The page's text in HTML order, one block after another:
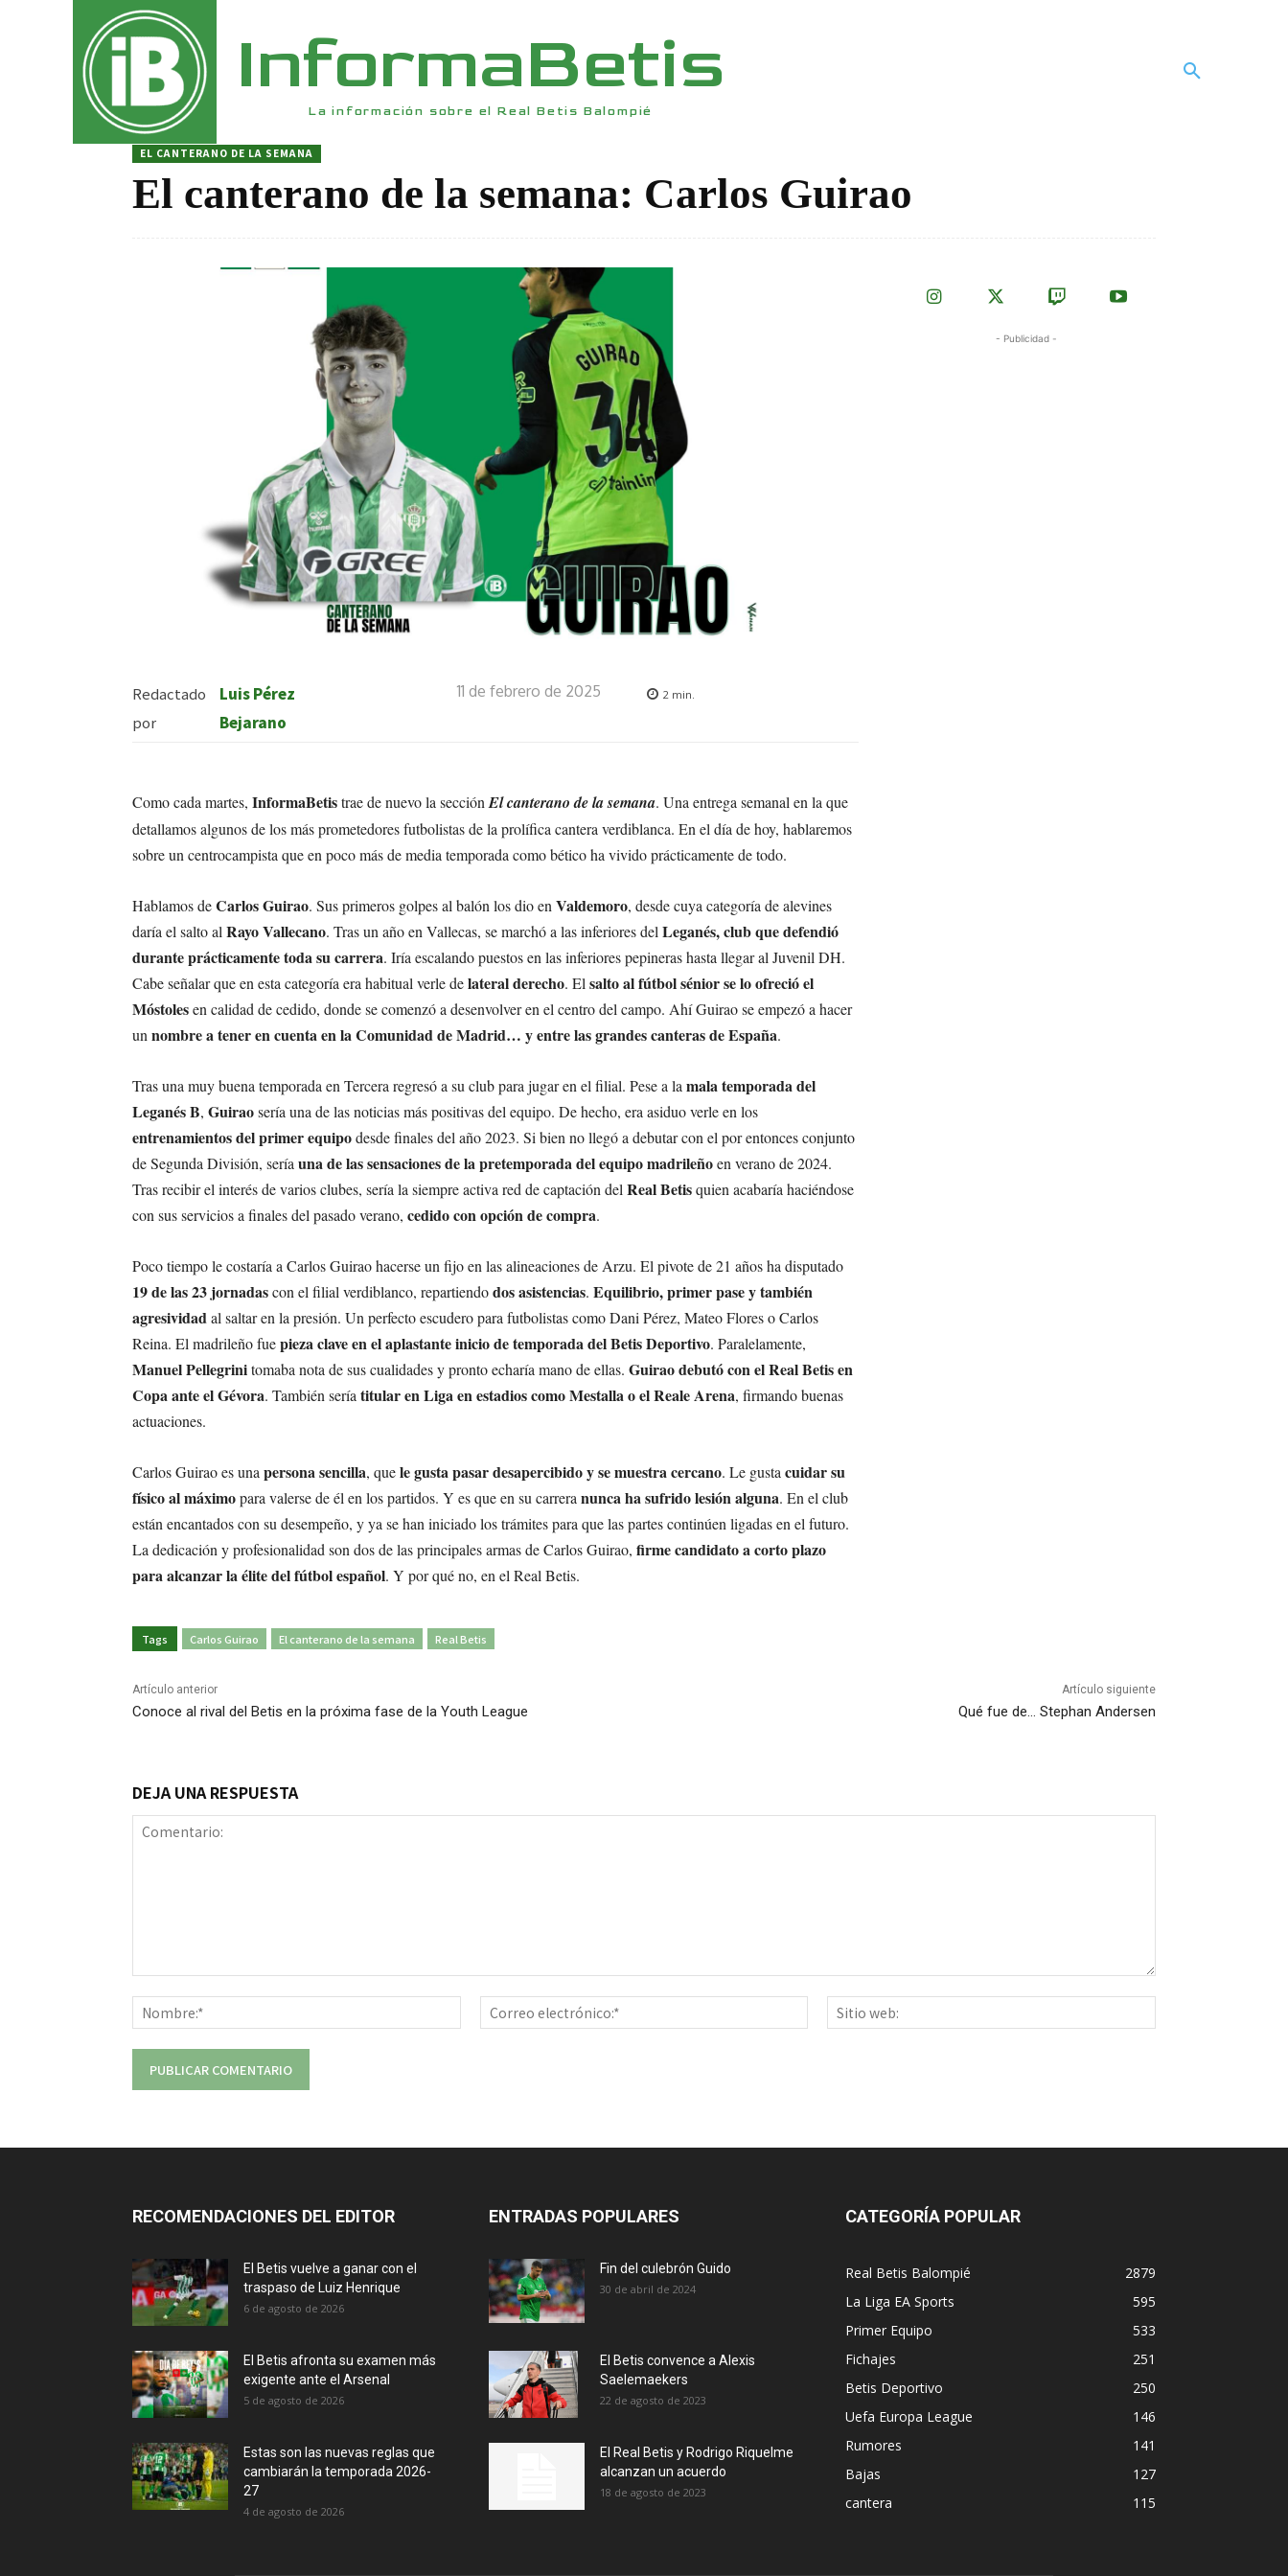
InformaBetis
La información sobre el Real Betis Balompié
EL CANTERANO DE LA SEMANA
El canterano de la semana: Carlos Guirao
Redactado
por
Luis Pérez
Bejarano
11 de febrero de 2025 2 min.
Como cada martes, InformaBetistrae de nuevo la secciónEl canterano de la semana. Una entrega semanal en la que
detallamos algunos de los más prometedores futbolistas de la prolífica cantera verdiblanca. En el día de hoy, hablaremos
sobre un centrocampista que en poco más de media temporada como bético ha vivido prácticamente de todo.
Hablamos deCarlos Guirao. Sus primeros golpes al balón los dio enValdemoro, desde cuya categoría de alevines
daría el salto alRayo Vallecano. Tras un año en Vallecas, se marchó a las inferiores delLeganés, club que defendió
durante prácticamente toda su carrera. Iría escalando puestos en las inferiores pepineras hasta llegar al Juvenil DH.
Cabe señalar que en esta categoría era habitual verle delateral derecho. Elsalto al fútbol sénior se lo ofreció el
Móstolesen calidad de cedido, donde se comenzó a desenvolver en el centro del campo. Ahí Guirao se empezó a hacer
unnombre a tener en cuenta en la Comunidad de Madrid… y entre las grandes canteras de España.
Tras una muy buena temporada en Tercera regresó a su club para jugar en el filial. Pese a lamala temporada del
Leganés B, Guiraosería una de las noticias más positivas del equipo. De hecho, era asiduo verle en los
entrenamientos del primer equipodesde finales del año 2023. Si bien no llegó a debutar con el por entonces conjunto
de Segunda División, seríauna de las sensaciones de la pretemporada del equipo madrileñoen verano de 2024.
Tras recibir el interés de varios clubes, sería la siempre activa red de captación delReal Betisquien acabaría haciéndose
con sus servicios a finales del pasado verano, cedido con opción de compra.
Poco tiempo le costaría a Carlos Guirao hacerse un fijoen las alineaciones de Arzu. El pivote de 21 años ha disputado
19 de las 23 jornadascon el filial verdiblanco, repartiendodos asistencias. Equilibrio, primer pase y también
agresividadal saltar en la presión. Un perfecto escudero para futbolistas como Dani Pérez, Mateo Flores o Carlos
Reina. El madrileño fuepieza clave en el aplastante inicio de temporada del Betis Deportivo. Paralelamente,
Manuel Pellegrinitomaba nota de sus cualidades y pronto echaría mano de ellas. Guirao debutó con el Real Betis en
Copa ante el Gévora. También seríatitular en Liga en estadios como Mestalla o el Reale Arena, firmando buenas
actuaciones.
Carlos Guirao es unapersona sencilla, quele gusta pasar desapercibido y se muestra cercano. Le gustacuidar su
físico al máximopara valerse de él en los partidos. Y es que en su carreranunca ha sufrido lesiónalguna. En el club
están encantados con su desempeño, y ya se han iniciado los trámites para que las partes continúen ligadas en el futuro.
La dedicación y profesionalidad son dos de las principales armas de Carlos Guirao, firme candidato a corto plazo
para alcanzar la élite del fútbol español. Y por qué no, en el Real Betis.
Tags Carlos Guirao El canterano de la semana Real Betis
- Publicidad -
Artículo anterior
Conoce al rival del Betis en la próxima fase de la Youth League
Artículo siguiente
Qué fue de… Stephan Andersen
DEJA UNA RESPUESTA
Nombre:*
Correo
electrónico:*
web:
RECOMENDACIONES DEL EDITOR
El Betis vuelve a ganar con el
traspaso de Luiz Henrique
6 de agosto de 2026
El Betis afronta su examen más
exigente ante el Arsenal
5 de agosto de 2026
Estas son las nuevas reglas que
cambiarán la temporada 2026-
27
4 de agosto de 2026
ENTRADAS POPULARES
Fin del culebrón Guido
30 de abril de 2024
El Betis convence a Alexis
Saelemaekers
22 de agosto de 2023
El Real Betis y Rodrigo Riquelme
alcanzan un acuerdo
18 de agosto de 2023
CATEGORÍA POPULAR
Real Betis Balompié
2879
La Liga EA Sports
595
Primer Equipo
533
Fichajes
251
Betis Deportivo
250
Uefa Europa League
146
Rumores
141
Bajas
127
cantera
115